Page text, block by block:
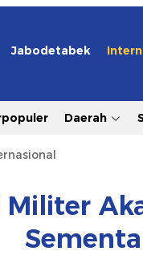
Jabodetabek
Daerah